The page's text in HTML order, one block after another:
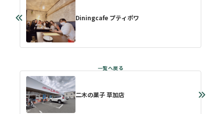
Diningcafe プティポワ
二木の菓子 草加店